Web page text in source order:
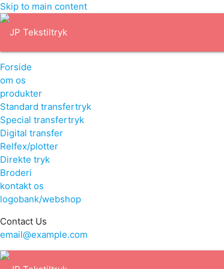
Skip to main content
Forside
om os
produkter
Standard transfertryk
Special transfertryk
Digital transfer
Relfex/plotter
Direkte tryk
Broderi
kontakt os
logobank/webshop
Contact Us
email@example.com